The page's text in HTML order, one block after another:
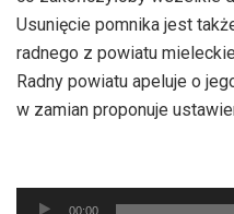
Usunięcie pomnika jest
radnego z powiatu
Radny powiatu apeluje o
w zamian proponuje
Odtwarzacz
00:00